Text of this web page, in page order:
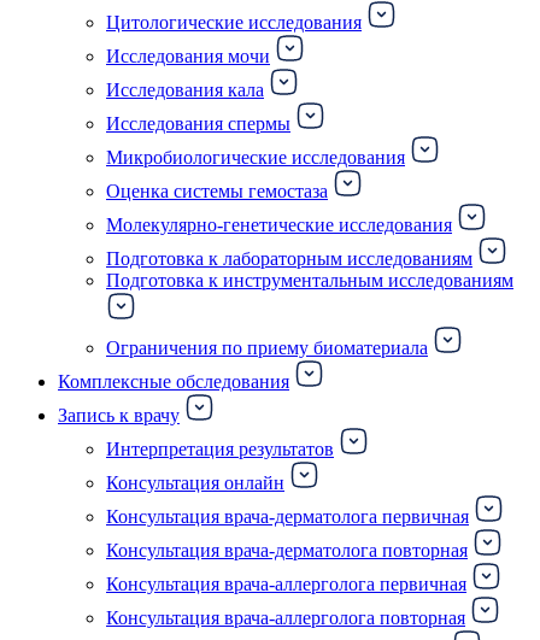
Цитологические исследования
Исследования мочи
Исследования кала
Исследования спермы
Микробиологические исследования
Оценка системы гемостаза
Молекулярно-генетические исследования
Подготовка к лабораторным исследованиям
Подготовка к инструментальным исследованиям
Ограничения по приему биоматериала
Комплексные обследования
Запись к врачу
Интерпретация результатов
Консультация онлайн
Консультация врача-дерматолога первичная
Консультация врача-дерматолога повторная
Консультация врача-аллерголога первичная
Консультация врача-аллерголога повторная